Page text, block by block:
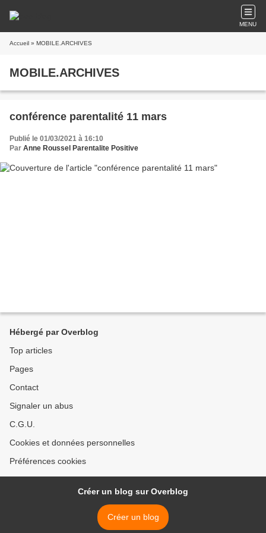
MENU
Accueil » MOBILE.ARCHIVES
MOBILE.ARCHIVES
conférence parentalité 11 mars
Publié le 01/03/2021 à 16:10
Par Anne Roussel Parentalite Positive
Hébergé par Overblog
Top articles
Pages
Contact
Signaler un abus
C.G.U.
Cookies et données personnelles
Préférences cookies
Créer un blog sur Overblog
Créer un blog